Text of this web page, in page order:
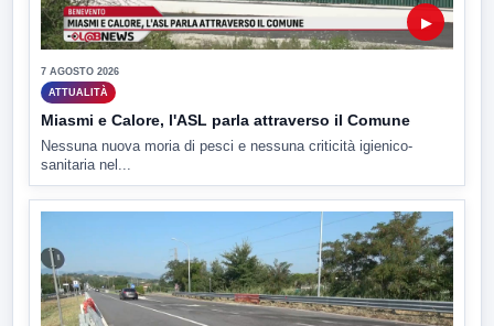
▶
7 AGOSTO 2026
ATTUALITÀ
Miasmi e Calore, l'ASL parla attraverso il Comune
Nessuna nuova moria di pesci e nessuna criticità igienico-
sanitaria nel...